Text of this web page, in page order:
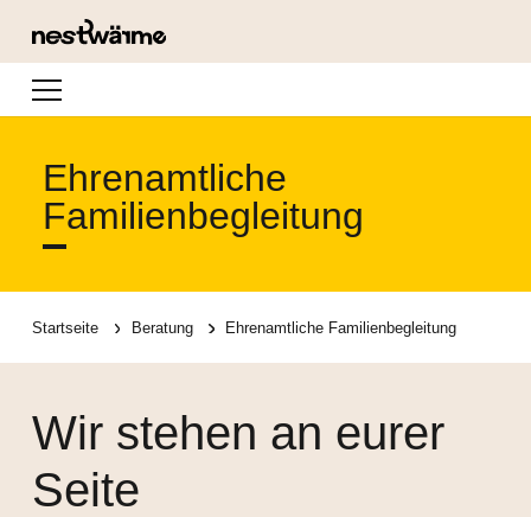
Navigation
Ehrenamtliche
Familienbegleitung
Startseite Beratung Ehrenamtliche Familienbegleitung
Wir stehen an eurer
Seite